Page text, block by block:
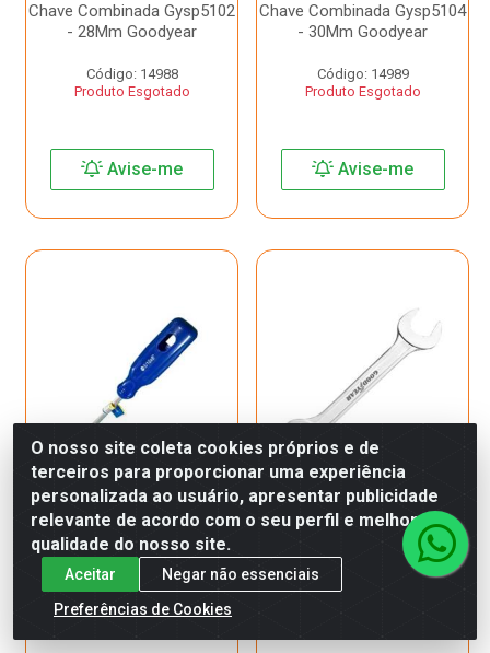
Chave Combinada Gysp5102
- 28Mm Goodyear
Código: 14988
Produto Esgotado
Avise-me
Chave Combinada Gysp5104
- 30Mm Goodyear
Código: 14989
Produto Esgotado
Avise-me
Chave Fenda 10X250 3/8X10
Acgysds4024
Código: 15666
Produto Esgotado
Chave Fixa Gysp5111 -
Código: 14996
O nosso site coleta cookies próprios e de
terceiros para proporcionar uma experiência
personalizada ao usuário, apresentar publicidade
relevante de acordo com o seu perfil e melhorar a
qualidade do nosso site.
Aceitar
Negar não essenciais
Preferências de Cookies